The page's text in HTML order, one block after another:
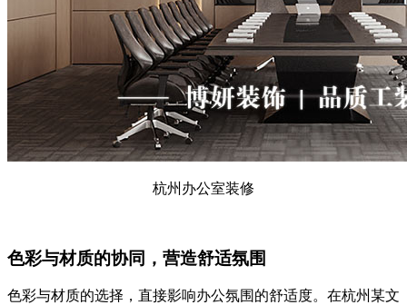
杭州办公室装修
色彩与材质的协同，营造舒适氛围
色彩与材质的选择，直接影响办公氛围的舒适度。在杭州某文